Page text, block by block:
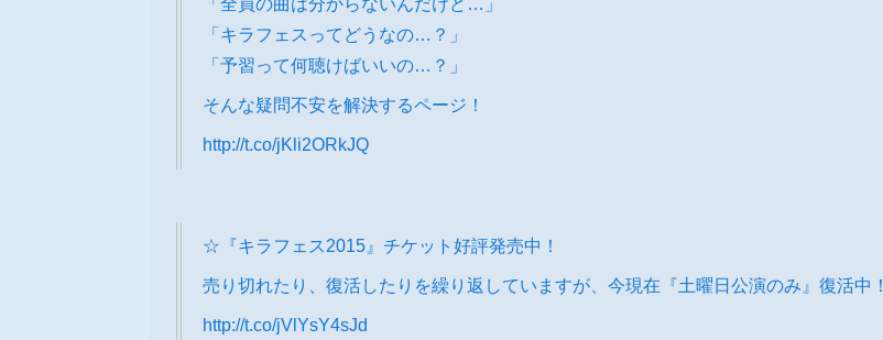
「全員の曲は分からないんだけど…」
「キラフェスってどうなの…？」
「予習って何聴けばいいの…？」
そんな疑問不安を解決するページ！
http://t.co/jKli2ORkJQ
☆『キラフェス2015』チケット好評発売中！
売り切れたり、復活したりを繰り返していますが、今現在『土曜日公演のみ』復活中！
http://t.co/jVlYsY4sJd